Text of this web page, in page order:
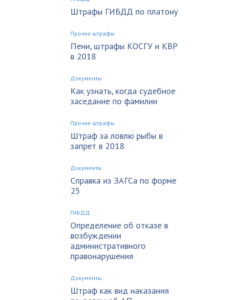
Штрафы ГИБДД по платону
Прочие штрафы
Пени, штрафы КОСГУ и КВР
в 2018
Документы
Как узнать, когда судебное
заседание по фамилии
Прочие штрафы
Штраф за ловлю рыбы в
запрет в 2018
Документы
Справка из ЗАГСа по форме
25
ГИБДД
Определение об отказе в
возбуждении
административного
правонарушения
Документы
Штраф как вид наказания